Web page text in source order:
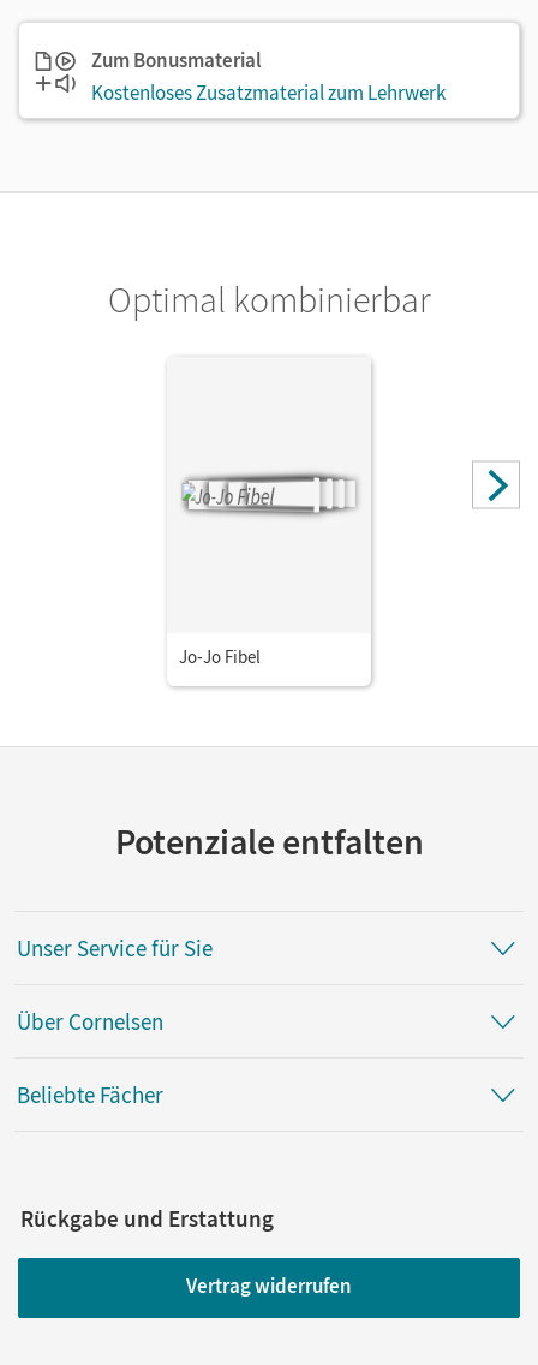
Zum Bonusmaterial
Kostenloses Zusatzmaterial zum Lehrwerk
Optimal kombinierbar
Jo-Jo Fibel
Potenziale entfalten
Unser Service für Sie
Über Cornelsen
Beliebte Fächer
Rückgabe und Erstattung
Vertrag widerrufen